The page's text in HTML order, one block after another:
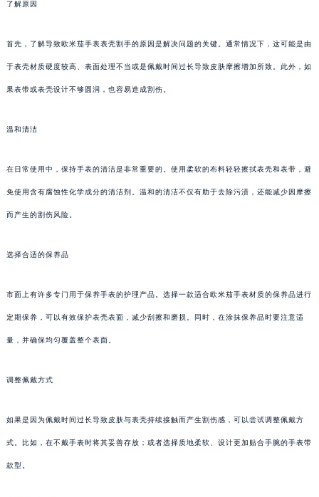
了解原因
首先，了解导致欧米茄手表表壳割手的原因是解决问题的关键。通常情况下，这可能是由
于表壳材质硬度较高、表面处理不当或是佩戴时间过长导致皮肤摩擦增加所致。此外，如
果表带或表壳设计不够圆润，也容易造成割伤。
温和清洁
在日常使用中，保持手表的清洁是非常重要的。使用柔软的布料轻轻擦拭表壳和表带，避
免使用含有腐蚀性化学成分的清洁剂。温和的清洁不仅有助于去除污渍，还能减少因摩擦
而产生的割伤风险。
选择合适的保养品
市面上有许多专门用于保养手表的护理产品。选择一款适合欧米茄手表材质的保养品进行
定期保养，可以有效保护表壳表面，减少刮擦和磨损。同时，在涂抹保养品时要注意适
量，并确保均匀覆盖整个表面。
调整佩戴方式
如果是因为佩戴时间过长导致皮肤与表壳持续接触而产生割伤感，可以尝试调整佩戴方
式。比如，在不戴手表时将其妥善存放；或者选择质地柔软、设计更加贴合手腕的手表带
款型。